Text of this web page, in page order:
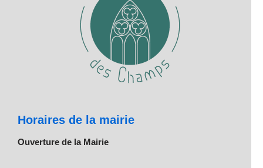
Horaires de la mairie
Ouverture de la Mairie